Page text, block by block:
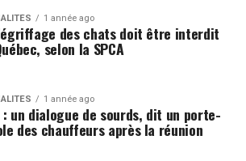
1 année ago
des chats doit être interdit
selon la SPCA
1 année ago
: un dialogue de sourds, dit un porte-
des chauffeurs après la réunion